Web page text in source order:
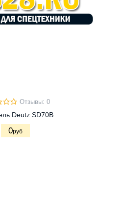
Отзывы: 0
Deutz SD70B
0руб